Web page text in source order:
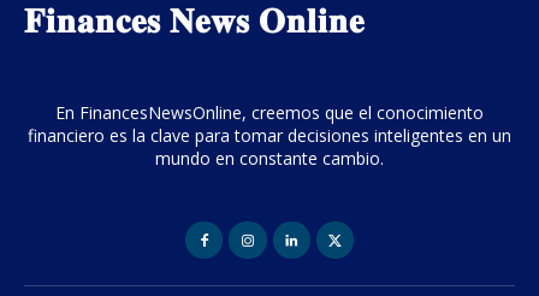
𝐅𝐢𝐧𝐚𝐧𝐜𝐞𝐬 𝐍𝐞𝐰𝐬 𝐎𝐧𝐥𝐢𝐧𝐞
En FinancesNewsOnline, creemos que el conocimiento
financiero es la clave para tomar decisiones inteligentes en un
mundo en constante cambio.